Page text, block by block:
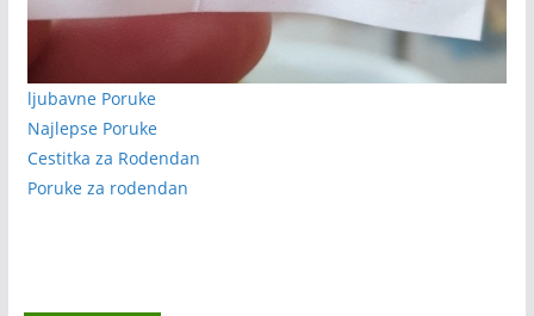
ljubavne Poruke
Najlepse Poruke
Cestitka za Rodendan
Poruke za rodendan